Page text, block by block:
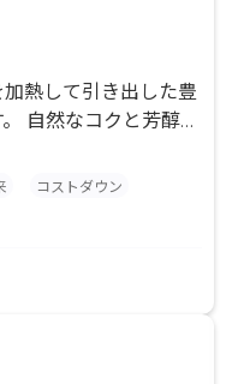
熱して引き出した豊
自然なコクと芳醇な
コレートやココアパ
ことで、特に食べ進
す。 さらに、香料に
方法＞ 使用前に加
＜配合量の目安＞
コストダウン